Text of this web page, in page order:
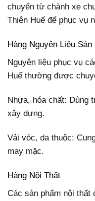
chuyển từ chành xe
Thiên Huế để phục vụ
Hàng Nguyên Liệu Sản
Nguyên liệu phục vụ
Huế thường được
Nhựa, hóa chất: Dùng
xây dựng.
Vải vóc, da thuộc:
may mặc.
Hàng Nội Thất
Các sản phẩm nội